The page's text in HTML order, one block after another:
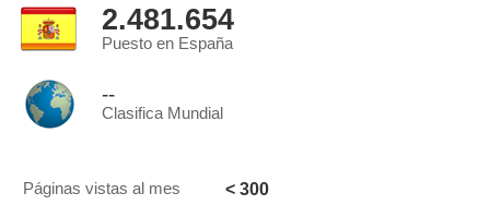
2.481.654
Puesto en España
--
Clasifica Mundial
Páginas vistas al mes < 300